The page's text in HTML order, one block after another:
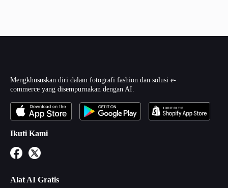
Mengkhususkan diri dalam fotografi fashion dan solusi e-
commerce yang disempurnakan dengan AI.
Ikuti Kami
Alat AI Gratis